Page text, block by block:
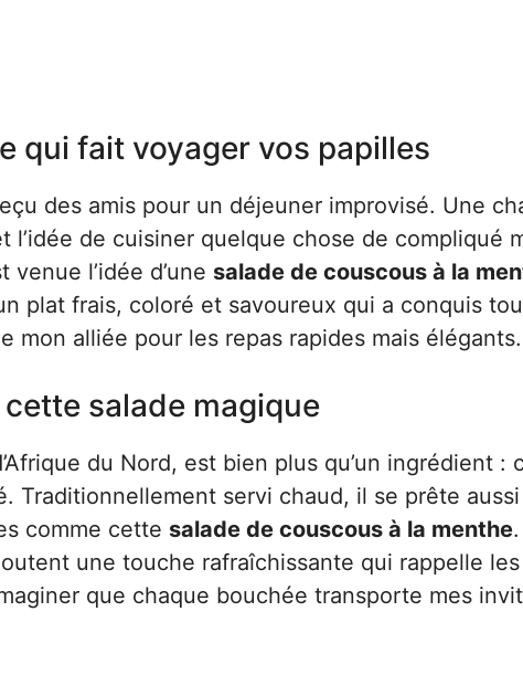
qui fait voyager vos papilles
des amis pour un déjeuner improvisé. Une
l’idée de cuisiner quelque chose de compliqué
venue l’idée d’une salade de couscous à la
plat frais, coloré et savoureux qui a conquis
mon alliée pour les repas rapides mais élégants.
cette salade magique
du Nord, est bien plus qu’un ingrédient :
Traditionnellement servi chaud, il se prête
comme cette salade de couscous à la menthe
une touche rafraîchissante qui rappelle
que chaque bouchée transporte mes